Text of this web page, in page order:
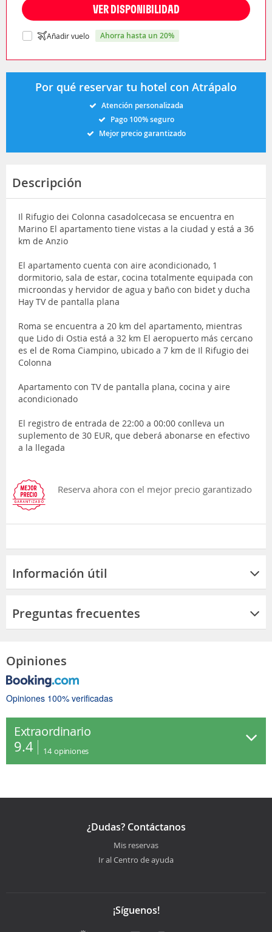
VER DISPONIBILIDAD
Añadir vuelo ahorra hasta un 20%
Por qué reservar tu hotel con Atrápalo
Atención personalizada
Pago 100% seguro
Mejor precio garantizado
Descripción
Il Rifugio dei Colonna casadolcecasa se encuentra en
Marino El apartamento tiene vistas a la ciudad y está a 36
km de Anzio
El apartamento cuenta con aire acondicionado, 1
dormitorio, sala de estar, cocina totalmente equipada con
microondas y hervidor de agua y baño con bidet y ducha
Hay TV de pantalla plana
Roma se encuentra a 20 km del apartamento, mientras
que Lido di Ostia está a 32 km El aeropuerto más cercano
es el de Roma Ciampino, ubicado a 7 km de Il Rifugio dei
Colonna
Apartamento con TV de pantalla plana, cocina y aire
acondicionado
El registro de entrada de 22:00 a 00:00 conlleva un
suplemento de 30 EUR, que deberá abonarse en efectivo
a la llegada
Reserva ahora con el mejor precio garantizado
Información útil
Preguntas frecuentes
Opiniones
Opiniones 100% verificadas
Extraordinario
9.4 14 opiniones
¿Dudas? Contáctanos
Mis reservas
Ir al Centro de ayuda
¡Síguenos!